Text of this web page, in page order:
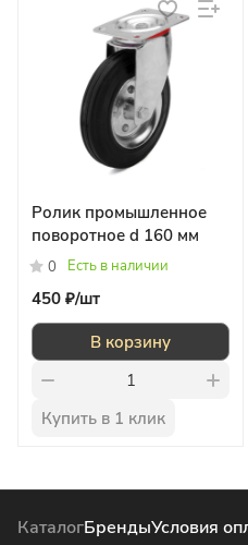
Ролик промышленное
поворотное d 160 мм
0 Есть в наличии
450 ₽/шт
В корзину
Купить в 1 клик
КаталогБрендыУсловия